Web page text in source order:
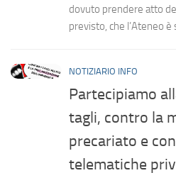
dovuto prendere atto
previsto, che l’Ateneo
NOTIZIARIO INFO
Partecipiamo
tagli, contro la
precariato e
telematiche